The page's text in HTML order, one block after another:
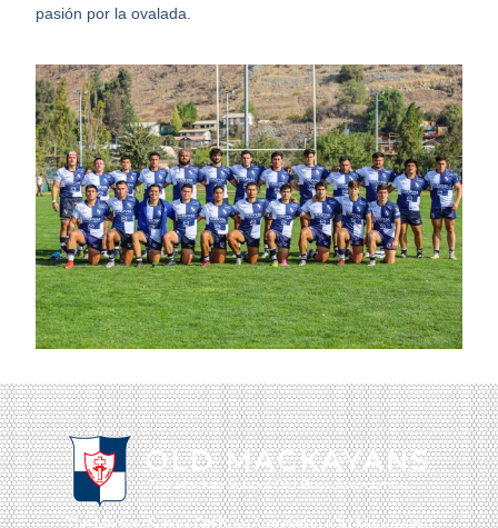
pasión por la ovalada.
The Mackay School Old Boys Association (Old Mackayans)